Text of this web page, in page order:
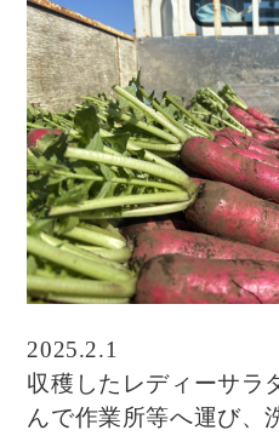
2025.2.1
収穫したレディーサラ
んで作業所等へ運び、